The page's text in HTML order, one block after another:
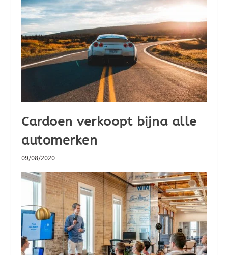
Cardoen verkoopt bijna alle
automerken
09/08/2020